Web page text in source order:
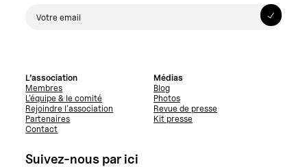
L’association
Membres
L’équipe & le comité
Rejoindre l’association
Partenaires
Contact
Médias
Blog
Photos
Revue de presse
Kit presse
Suivez-nous par ici